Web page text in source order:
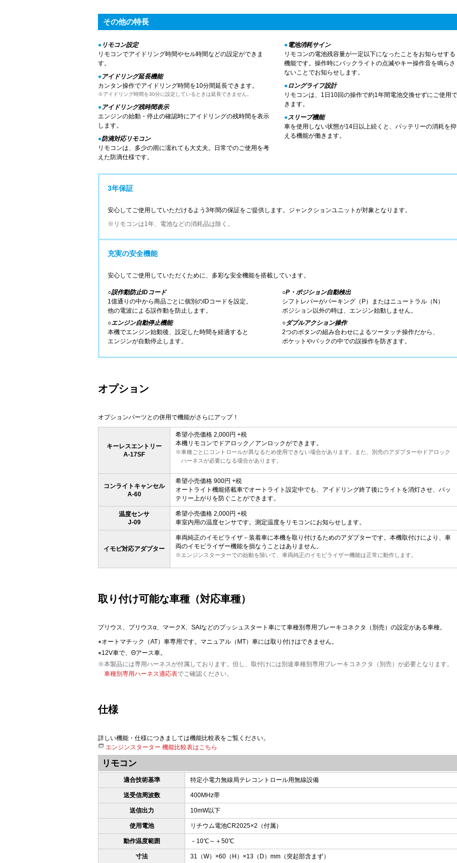
その他の特長
● リモコン設定
リモコンでアイドリング時間やセル時間などの設定ができま
す。
●アイドリング延長機能
カンタン操作でアイドリング時間を10分間延長できます。
※アイドリング時間を30分に設定しているときは延長できません。
●アイドリング残時間表示
エンジンの始動・停止の確認時にアイドリングの残時間を表示
します。
●防滴対応リモコン
リモコンは、多少の雨に濡れても大丈夫。日常でのご使用を考
えた防滴仕様です。
●電池消耗サイン
リモコンの電池残容量が一定以下になったことをお知らせする
機能です。操作時にバックライトの点滅やキー操作音を鳴らさ
ないことでお知らせします。
●ロングライフ設計
リモコンは、1日10回の操作で約1年間電池交換せずにご使用で
きます。
●スリープ機能
車を使用しない状態が14日以上続くと、バッテリーの消耗を抑
える機能が働きます。
3年保証
安心してご使用していただけるよう3年間の保証をご提供します。ジャンクションユニットが対象となります。
※リモコンは1年、電池などの消耗品は除く。
充実の安全機能
安心してご使用していただくために、多彩な安全機能を搭載しています。
○誤作動防止IDコード
1億通りの中から商品ごとに個別のIDコードを設定。
他の電波による誤作動を防止します。
○エンジン自動停止機能
本機でエンジン始動後、設定した時間を経過すると
エンジンが自動停止します。
○P・ポジション自動検出
シフトレバーがパーキング（P）またはニュートラル（N）
ポジション以外の時は、エンジン始動しません。
○ダブルアクション操作
2つのボタンの組み合わせによるツータッチ操作だから、
ポケットやバックの中での誤操作を防ぎます。
オプション
オプションパーツとの併用で機能がさらにアップ！
キーレスエントリー
A-17SF
希望小売価格 2,000円 +税
本機リモコンでドアロック／アンロックができます。
※車種ごとにコントロールが異なるため使用できない場合があります。また、別売のアダプターやドアロック
ハーネスが必要になる場合があります。
コンライトキャンセル
A-60
希望小売価格 900円 +税
オートライト機能搭載車でオートライト設定中でも、アイドリング終了後にライトを消灯させ、バッ
テリー上がりを防ぐことができます。
温度センサ
J-09
希望小売価格 2,000円 +税
車室内用の温度センサです。測定温度をリモコンにお知らせします。
イモビ対応アダプター
車両純正のイモビライザ－装着車に本機を取り付けるためのアダプターです。本機取付けにより、車
両のイモビライザー機能を損なうことはありません。
※エンジンスターターでの始動を除いて、車両純正のイモビライザー機能は正常に動作します。
取り付け可能な車種（対応車種）
プリウス、プリウスα、マークX、SAIなどのプッシュスタート車にて車種別専用ブレーキコネクタ（別売）の設定がある車種。
●オートマチック（AT）車専用です。マニュアル（MT）車には取り付けはできません。
●12V車で、Θアース車。
※本製品には専用ハーネスが付属しております。但し、取付けには別途車種別専用ブレーキコネクタ（別売）が必要となります。
車種別専用ハーネス適応表でご確認ください。
仕様
詳しい機能・仕様につきましては機能比較表をご覧ください。
エンジンスターター 機能比較表はこちら
リモコン
適合技術基準 特定小電力無線局テレコントロール用無線設備
送受信周波数 400MHz帯
送信出力 10mW以下
使用電池 リチウム電池CR2025×2（付属）
動作温度範囲 －10℃～＋50℃
寸法 31（W）×60（H）×13（D）mm（突起部含まず）